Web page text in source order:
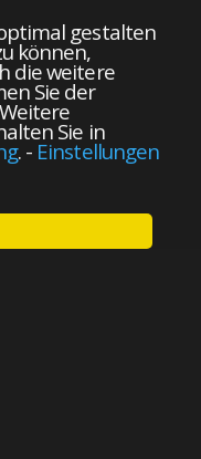
gestalten
können,
die weitere
Sie der
Sie in
.- Einstellungen